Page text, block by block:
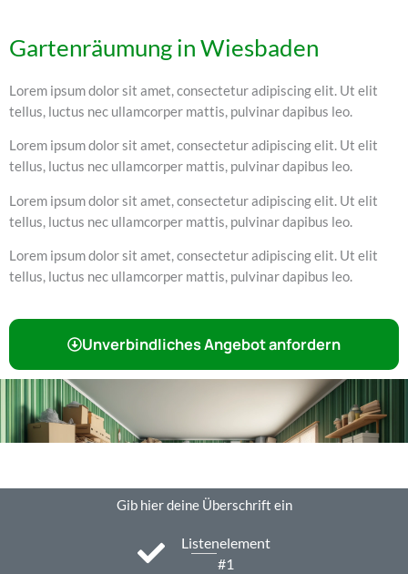
Gartenräumung in Wiesbaden
Lorem ipsum dolor sit amet, consectetur adipiscing elit. Ut elit
tellus, luctus nec ullamcorper mattis, pulvinar dapibus leo.
Lorem ipsum dolor sit amet, consectetur adipiscing elit. Ut elit
tellus, luctus nec ullamcorper mattis, pulvinar dapibus leo.
Lorem ipsum dolor sit amet, consectetur adipiscing elit. Ut elit
tellus, luctus nec ullamcorper mattis, pulvinar dapibus leo.
Lorem ipsum dolor sit amet, consectetur adipiscing elit. Ut elit
tellus, luctus nec ullamcorper mattis, pulvinar dapibus leo.
Unverbindliches Angebot anfordern
Gib hier deine Überschrift ein
Listenelement
#1